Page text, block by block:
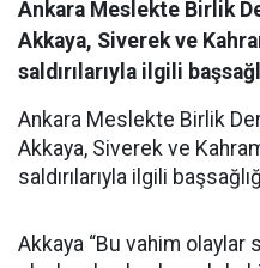
Ankara Meslekte Birlik
Akkaya, Siverek ve
saldırılarıyla ilgili
Ankara Meslekte Birlik
Akkaya, Siverek ve
saldırılarıyla ilgili
Akkaya “Bu vahim olaylar